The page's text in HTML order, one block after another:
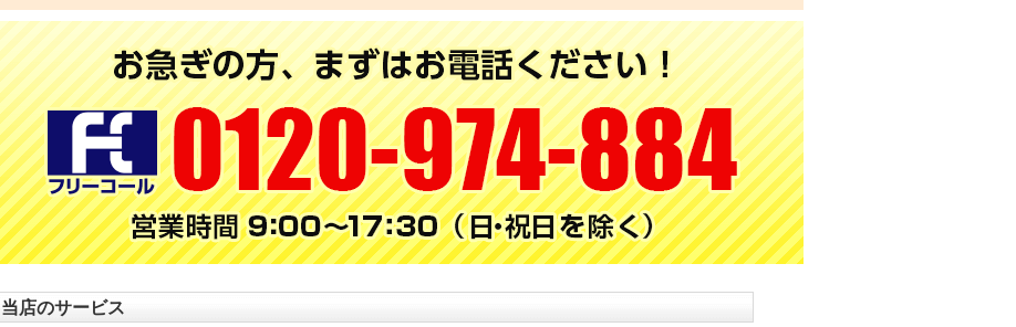
当店のサービス